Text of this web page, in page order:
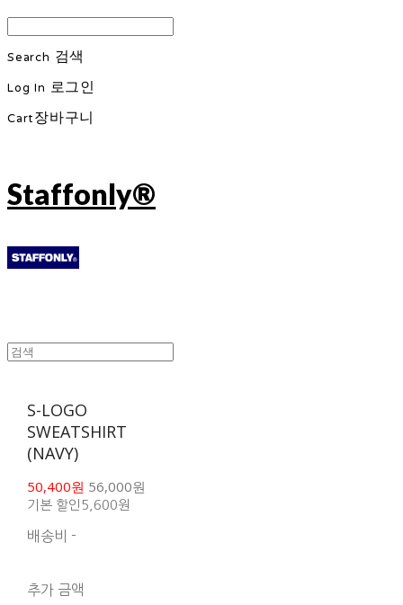
Search 검색
Log In 로그인
Cart장바구니
Staffonly®
S-LOGO
SWEATSHIRT
(NAVY)
50,400원 56,000원
기본 할인 5,600원
배송비 -
추가 금액